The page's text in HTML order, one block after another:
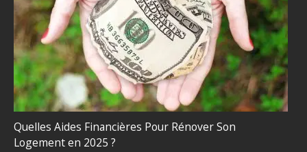
Quelles Aides Financières Pour Rénover Son
Logement en 2025 ?